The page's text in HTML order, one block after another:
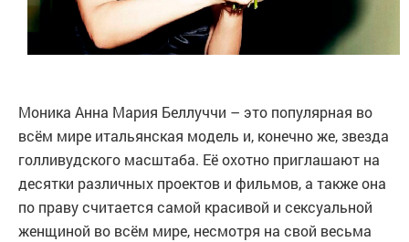
Моника Анна Мария Беллуччи – это популярная во
всём мире итальянская модель и, конечно же, звезда
голливудского масштаба. Её охотно приглашают на
десятки различных проектов и фильмов, а также она
по праву считается самой красивой и сексуальной
женщиной во всём мире, несмотря на свой весьма